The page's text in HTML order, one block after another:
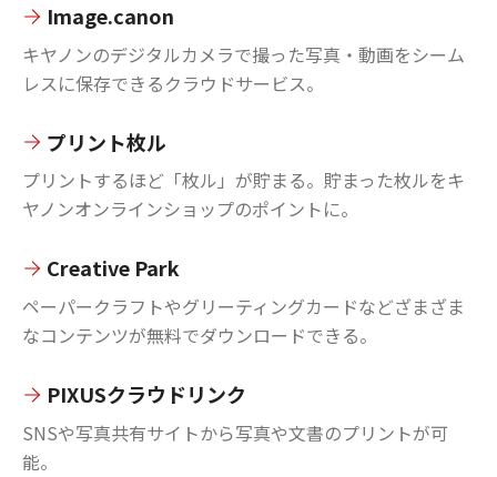
Image.canon
キヤノンのデジタルカメラで撮った写真・動画をシーム
レスに保存できるクラウドサービス。
プリント枚ル
プリントするほど「枚ル」が貯まる。貯まった枚ルをキ
ヤノンオンラインショップのポイントに。
Creative Park
ペーパークラフトやグリーティングカードなどざまざま
なコンテンツが無料でダウンロードできる。
PIXUSクラウドリンク
SNSや写真共有サイトから写真や文書のプリントが可
能。